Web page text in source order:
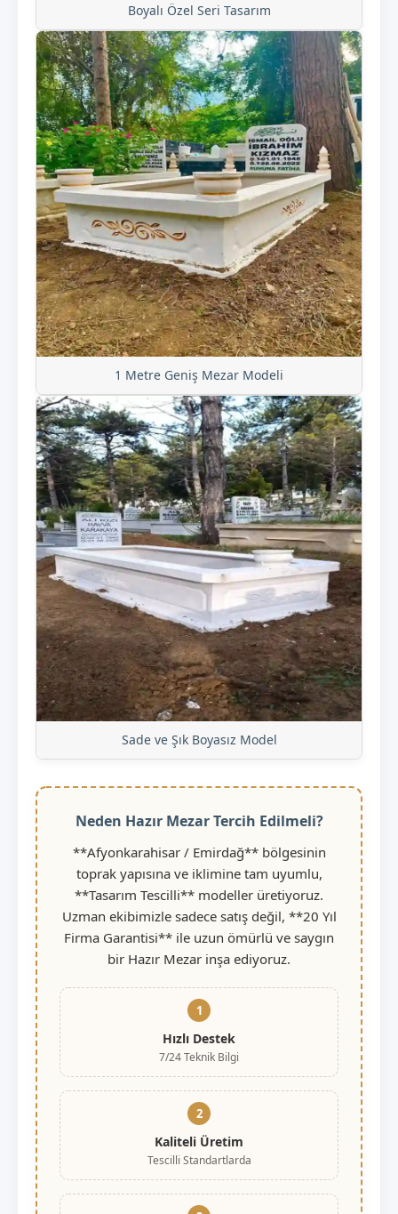
Boyalı Özel Seri Tasarım
1 Metre Geniş Mezar Modeli
Sade ve Şık Boyasız Model
Neden Hazır Mezar Tercih Edilmeli?
**Afyonkarahisar / Emirdağ** bölgesinin
toprak yapısına ve iklimine tam uyumlu,
**Tasarım Tescilli** modeller üretiyoruz.
Uzman ekibimizle sadece satış değil, **20 Yıl
Firma Garantisi** ile uzun ömürlü ve saygın
bir Hazır Mezar inşa ediyoruz.
1
Hızlı Destek
7/24 Teknik Bilgi
2
Kaliteli Üretim
Tescilli Standartlarda